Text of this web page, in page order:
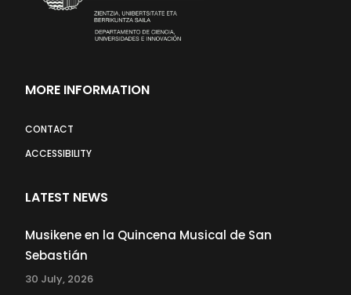
MORE INFORMATION
CONTACT
ACCESSIBILITY
LATEST NEWS
Musikene en la Quincena Musical de San
Sebastián
30 July, 2026